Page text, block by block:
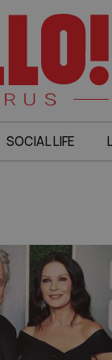
SOCIAL LIFE